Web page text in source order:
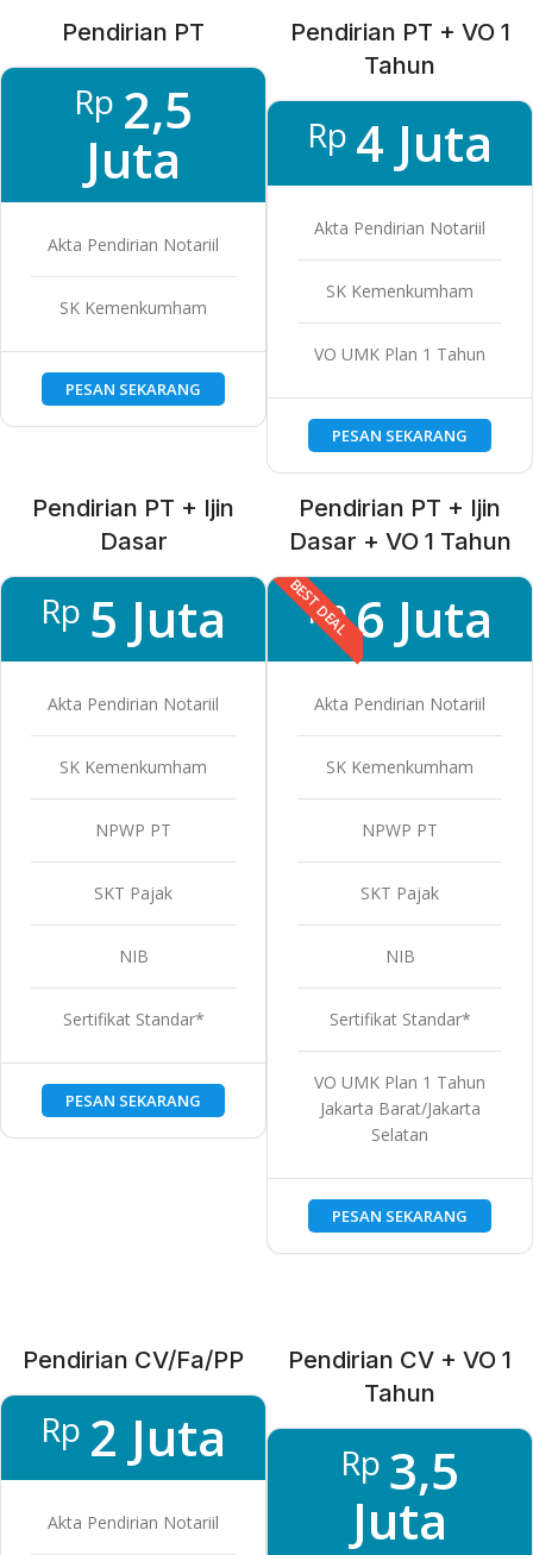
Pendirian PT
Rp 2,5
Juta
Akta Pendirian Notariil
SK Kemenkumham
PESAN SEKARANG
Pendirian PT + VO 1
Tahun
Rp 4 Juta
Akta Pendirian Notariil
SK Kemenkumham
VO UMK Plan 1 Tahun
PESAN SEKARANG
Pendirian PT + Ijin
Dasar
Rp 5 Juta
Akta Pendirian Notariil
SK Kemenkumham
NPWP PT
SKT Pajak
NIB
Sertifikat Standar*
PESAN SEKARANG
Pendirian PT + Ijin
Dasar + VO 1 Tahun
BEST DEAL
Rp6 Juta
Akta Pendirian Notariil
SK Kemenkumham
NPWP PT
SKT Pajak
NIB
Sertifikat Standar*
VO UMK Plan 1 Tahun
Jakarta Barat/Jakarta
Selatan
PESAN SEKARANG
Pendirian CV/Fa/PP
Rp 2 Juta
Akta Pendirian Notariil
Pendirian CV + VO 1
Tahun
Rp 3,5
Juta